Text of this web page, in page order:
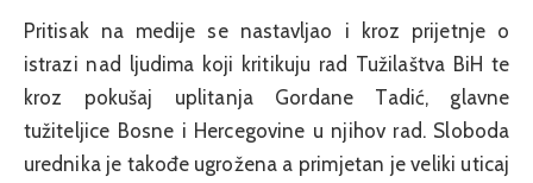
Pritisak na medije se nastavljao i kroz prijetnje o
istrazi nad ljudima koji kritikuju rad Tužilaštva BiH te
kroz pokušaj uplitanja Gordane Tadić, glavne
tužiteljice Bosne i Hercegovine u njihov rad. Sloboda
urednika je takođe ugrožena a primjetan je veliki uticaj